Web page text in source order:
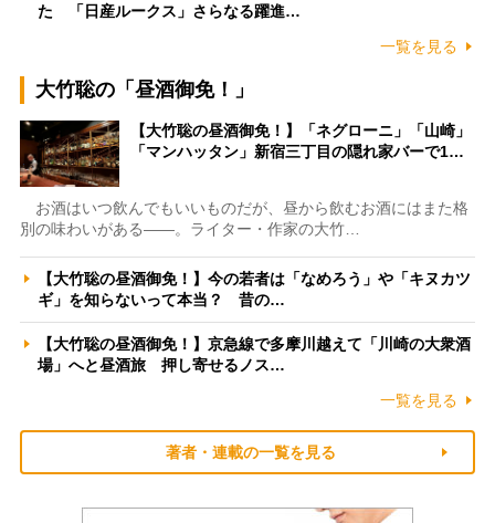
た 「日産ルークス」さらなる躍進…
一覧を見る
大竹聡の「昼酒御免！」
【大竹聡の昼酒御免！】「ネグローニ」「山崎」
「マンハッタン」新宿三丁目の隠れ家バーで1…
お酒はいつ飲んでもいいものだが、昼から飲むお酒にはまた格
別の味わいがある――。ライター・作家の大竹…
【大竹聡の昼酒御免！】今の若者は「なめろう」や「キヌカツ
ギ」を知らないって本当？ 昔の…
【大竹聡の昼酒御免！】京急線で多摩川越えて「川崎の大衆酒
場」へと昼酒旅 押し寄せるノス…
一覧を見る
著者・連載の一覧を見る